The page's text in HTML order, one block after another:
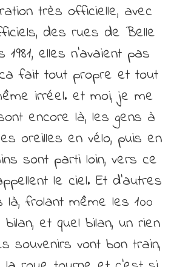
très officielle, avec
des rues de Belle
1981, elles n’avaient pas
fait tout propre et tout
irréel. et moi, je me
encore là, les gens à
oreilles en vélo, puis en
sont parti loin, vers ce
le ciel. Et d’autres
là, frolant même les 100
et quel bilan, un rien
souvenirs vont bon train,